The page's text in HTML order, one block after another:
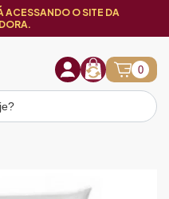
ACESSANDO O SITE DA
0